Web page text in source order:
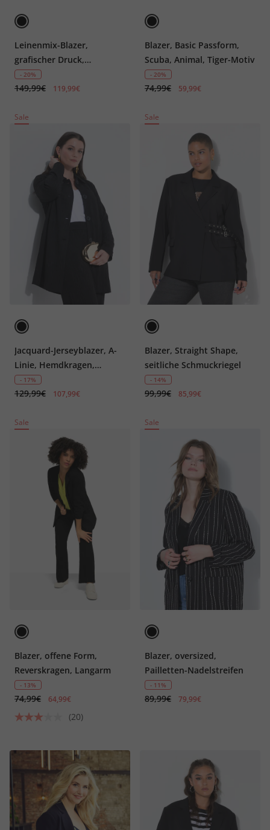
Leinenmix-Blazer,
grafischer Druck,
Reverskragen
- 20%
149,99€ 119,99€
Blazer, Basic Passform,
Scuba, Animal, Tiger-Motiv
- 20%
74,99€ 59,99€
Sale
Jacquard-Jerseyblazer, A-
Linie, Hemdkragen,
Langarm
- 17%
129,99€ 107,99€
Sale
Blazer, Straight Shape,
seitliche Schmuckriegel
- 14%
99,99€ 85,99€
Sale
Blazer, offene Form,
Reverskragen, Langarm
- 13%
74,99€ 64,99€
(20)
Sale
Blazer, oversized,
Pailletten-Nadelstreifen
- 11%
89,99€ 79,99€